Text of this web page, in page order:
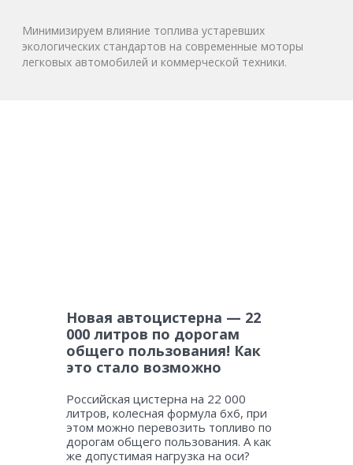
Минимизируем влияние топлива устаревших
экологических стандартов на современные моторы
легковых автомобилей и коммерческой техники.
Новая автоцистерна — 22
000 литров по дорогам
общего пользования! Как
это стало возможно
Российская цистерна на 22 000
литров, колесная формула 6х6, при
этом можно перевозить топливо по
дорогам общего пользования. А как
же допустимая нагрузка на оси?